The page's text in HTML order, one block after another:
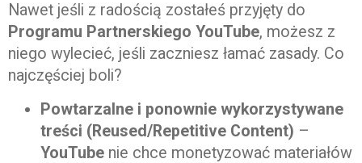
Nawet jeśli z radością zostałeś przyjęty do
Programu Partnerskiego YouTube, możesz z
niego wylecieć, jeśli zaczniesz łamać zasady. Co
najczęściej boli?
Powtarzalne i ponownie wykorzystywane
treści (Reused/Repetitive Content) –
YouTube nie chce monetyzować materiałów